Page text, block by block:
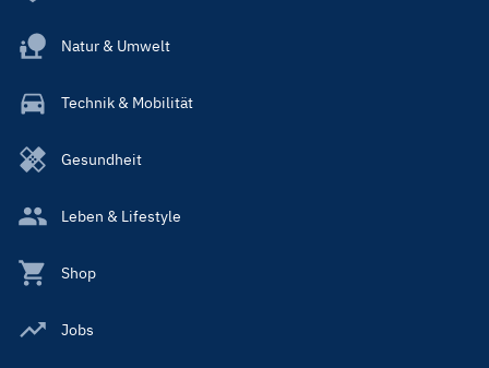
Natur & Umwelt
Technik & Mobilität
Gesundheit
Leben & Lifestyle
Shop
Jobs